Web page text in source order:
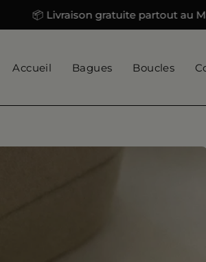
📦 Livraison gratuite partout au Maroc
Accueil Bagues Boucles